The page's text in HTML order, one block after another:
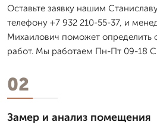
Оставьте заявку нашим
телефону +7 932 210-55-37, и
Михаилович поможет определить
работ. Мы работаем Пн-Пт 09-18
02
Замер и анализ помещения